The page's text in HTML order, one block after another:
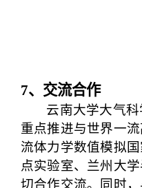
7、交流合作
云南大学大气科
重点推进与世界一
流体力学数值模拟
点实验室、兰州大
切合作交流。同时